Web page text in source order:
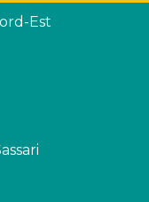
Est